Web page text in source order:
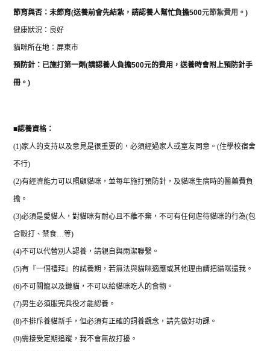
節育與否：未節育(送養前會先結紮， 請認養人幫忙負擔500元節紮費用。 )
健康狀況：良好
貓咪所在地：屏東市
預防針：已施打第一劑(請認養人負擔500元的費用，送養時會附上預防針手
冊。 )
■認養資格：
(1)家人的支持以及意見是很重要的，必須經過家人或室友同意。 (住學校宿舍
不行)
(2)有經濟能力可以照顧貓咪，並每年施打預防針，及貓咪生病時的醫藥費負
擔。
(3)必須是愛貓人，對貓咪有耐心且不離不棄，不可有任何虐待貓咪的行為(包
含毆打、禁食… 等)
(4)不可以代替別人認養，請親自與雨潔聯繫。
(5)有『一個禮拜』的試養期，若無法與貓咪適應或其他理由請把貓咪還我。
(6)不可關籠以及鏈貓，不可以給貓咪吃人的食物。
(7)男生必須服完兵役才能認養。
(8)不排斥養貓新手，但必須有正確的飼養觀念，請先做好功課。
(9)需接受定期追蹤，我不會無故打擾。